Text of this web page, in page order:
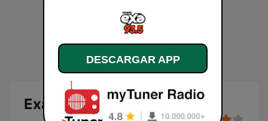
Exa FM Irapuato en vivo
DESCARGAR APP